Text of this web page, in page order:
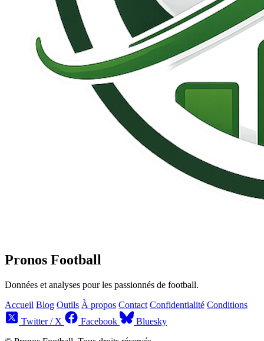
Pronos Football
Données et analyses pour les passionnés de football.
Accueil Blog Outils À propos Contact Confidentialité Conditions
Twitter / X
Facebook
Bluesky